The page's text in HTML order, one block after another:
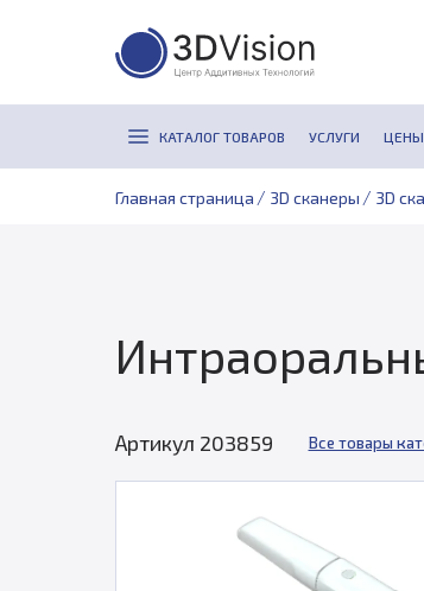
КАТАЛОГ ТОВАРОВ УСЛУГИ ЦЕНЫ
Главная страница / 3D сканеры / 3D
Артикул 203859 Все товары